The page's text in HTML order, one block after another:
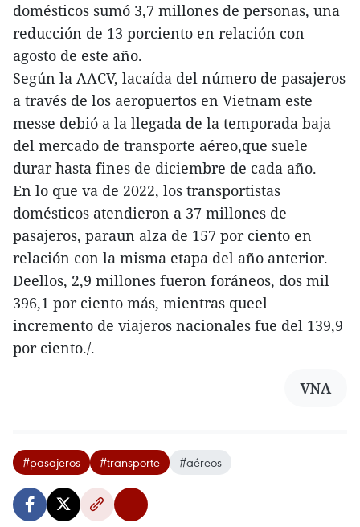
domésticos sumó 3,7 millones de personas, una
reducción de 13 porciento en relación con
agosto de este año.
Según la AACV, lacaída del número de pasajeros
a través de los aeropuertos en Vietnam este
messe debió a la llegada de la temporada baja
del mercado de transporte aéreo,que suele
durar hasta fines de diciembre de cada año.
En lo que va de 2022, los transportistas
domésticos atendieron a 37 millones de
pasajeros, paraun alza de 157 por ciento en
relación con la misma etapa del año anterior.
Deellos, 2,9 millones fueron foráneos, dos mil
396,1 por ciento más, mientras queel
incremento de viajeros nacionales fue del 139,9
por ciento./.
VNA
#pasajeros #transporte #aéreos